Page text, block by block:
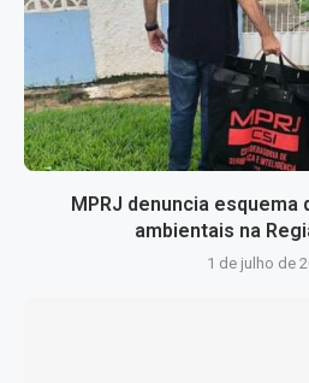
MPRJ denuncia esquema
ambientais na
1 de julho de